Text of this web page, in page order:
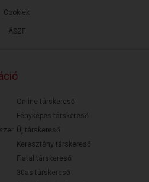
ÁSZF
Cookiek
Online társkereső
Fényképes társkereső
Új társkereső
Keresztény társkereső
Fiatal társkereső
30as társkereső